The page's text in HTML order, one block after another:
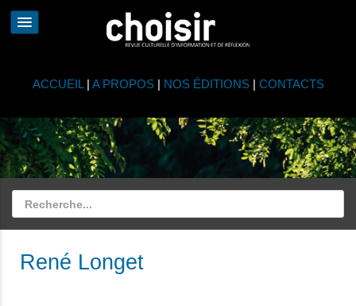
ACCUEIL | A PROPOS| NOS ÉDITIONS| CONTACTS
René Longet